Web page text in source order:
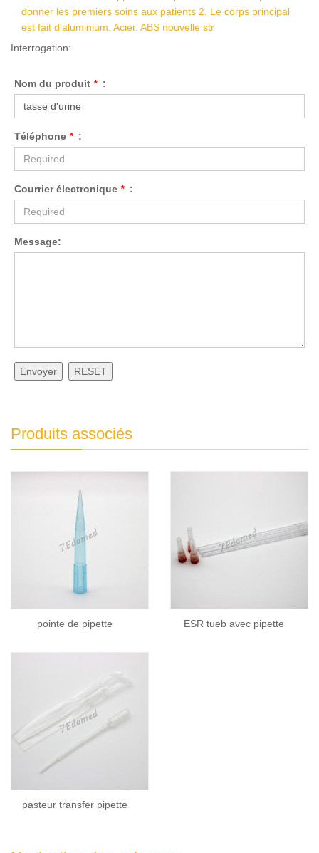
donner les premiers soins aux patients 2. Le corps principal
est fait d’aluminium. Acier. ABS nouvelle str
Interrogation:
Nom du produit * :
Téléphone * :
Courrier électronique * :
Message:
Envoyer RESET
Produits associés
pointe de pipette ESR tueb avec pipette
pasteur transfer pipette